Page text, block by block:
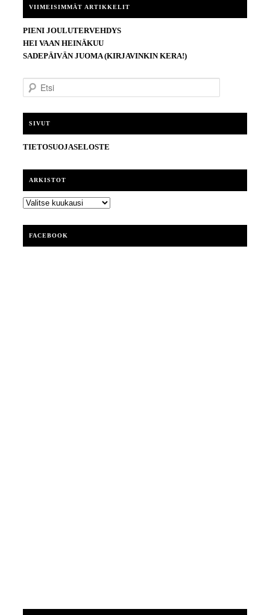
VIIMEISIMMÄT ARTIKKELIT
PIENI JOULUTERVEHDYS
HEI VAAN HEINÄKUU
SADEPÄIVÄN JUOMA (KIRJAVINKIN KERA!)
t
SIVUT
TIETOSUOJASELOSTE
ARKISTOT
ARKISTOT
FACEBOOK